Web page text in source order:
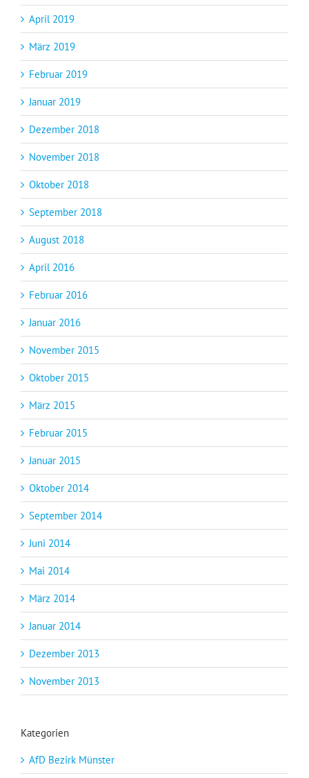
April 2019
März 2019
Februar 2019
Januar 2019
Dezember 2018
November 2018
Oktober 2018
September 2018
August 2018
April 2016
Februar 2016
Januar 2016
November 2015
Oktober 2015
März 2015
Februar 2015
Januar 2015
Oktober 2014
September 2014
Juni 2014
Mai 2014
März 2014
Januar 2014
Dezember 2013
November 2013
Kategorien
AfD Bezirk Münster